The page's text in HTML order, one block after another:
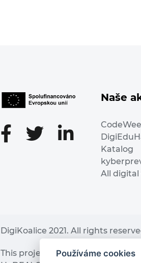
Naše
Katalog
All digital
DigiKoalice 2021. All rights
This project has received
Používáme cookies